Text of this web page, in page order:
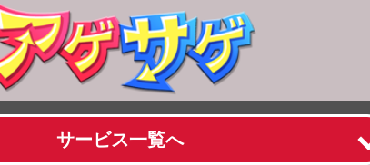
サービス一覧へ